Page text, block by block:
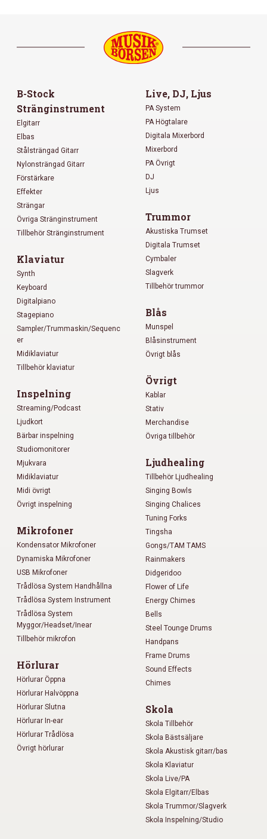
B-Stock
Stränginstrument
Elgitarr
Elbas
Stålsträngad Gitarr
Nylonsträngad Gitarr
Förstärkare
Effekter
Strängar
Övriga Stränginstrument
Tillbehör Stränginstrument
Klaviatur
Synth
Keyboard
Digitalpiano
Stagepiano
Sampler/Trummaskin/Sequenc
er
Midiklaviatur
Tillbehör klaviatur
Inspelning
Streaming/Podcast
Ljudkort
Bärbar inspelning
Studiomonitorer
Mjukvara
Midiklaviatur
Midi övrigt
Övrigt inspelning
Mikrofoner
Kondensator Mikrofoner
Dynamiska Mikrofoner
USB Mikrofoner
Trådlösa System Handhållna
Trådlösa System Instrument
Trådlösa System
Myggor/Headset/Inear
Tillbehör mikrofon
Hörlurar
Hörlurar Öppna
Hörlurar Halvöppna
Hörlurar Slutna
Hörlurar In-ear
Hörlurar Trådlösa
Övrigt hörlurar
Live, DJ, Ljus
PA System
PA Högtalare
Digitala Mixerbord
Mixerbord
PA Övrigt
DJ
Ljus
Trummor
Akustiska Trumset
Digitala Trumset
Cymbaler
Slagverk
Tillbehör trummor
Blås
Munspel
Blåsinstrument
Övrigt blås
Övrigt
Kablar
Stativ
Merchandise
Övriga tillbehör
Ljudhealing
Tillbehör Ljudhealing
Singing Bowls
Singing Chalices
Tuning Forks
Tingsha
Gongs/TAM TAMS
Rainmakers
Didgeridoo
Flower of Life
Energy Chimes
Bells
Steel Tounge Drums
Handpans
Frame Drums
Sound Effects
Chimes
Skola
Skola Tillbehör
Skola Bästsäljare
Skola Akustisk gitarr/bas
Skola Klaviatur
Skola Live/PA
Skola Elgitarr/Elbas
Skola Trummor/Slagverk
Skola Inspelning/Studio